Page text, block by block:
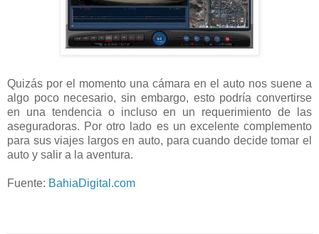
Quizás por el momento una cámara en el auto nos suene a
algo poco necesario, sin embargo, esto podría convertirse
en una tendencia o incluso en un requerimiento de las
aseguradoras. Por otro lado es un excelente complemento
para sus viajes largos en auto, para cuando decide tomar el
auto y salir a la aventura.
Fuente: BahiaDigital.com